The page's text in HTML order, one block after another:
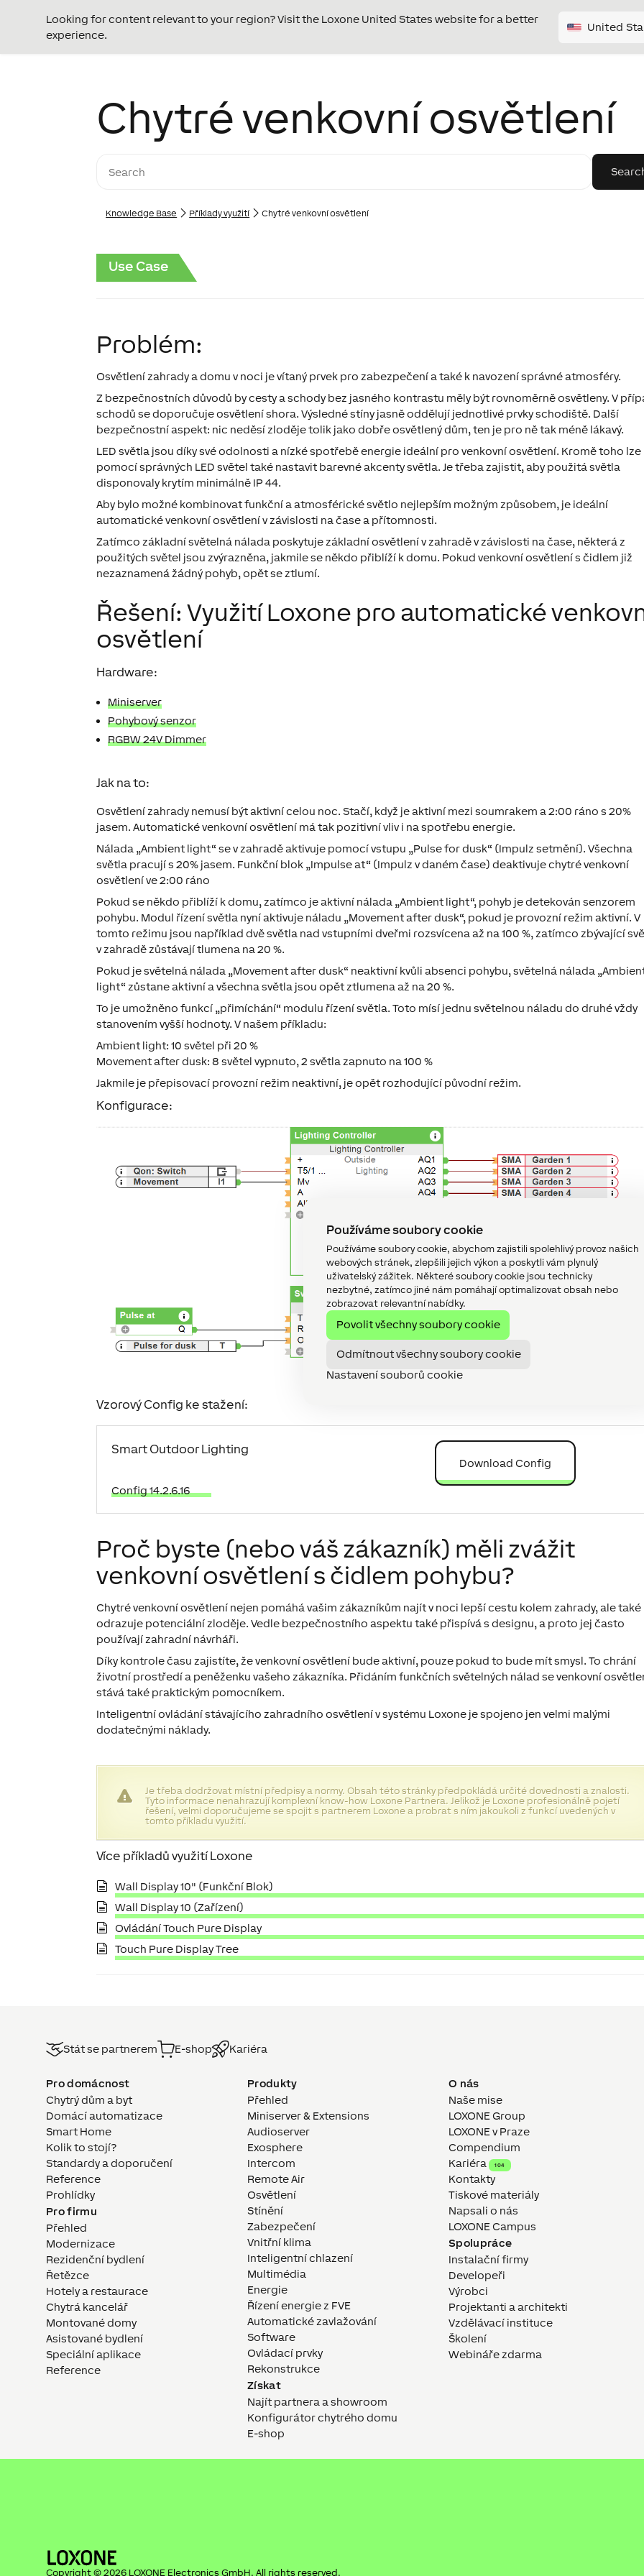
Používáme soubory cookie
Používáme soubory cookie, abychom zajistili spolehlivý provoz našich
webových stránek, zlepšili jejich výkon a poskytli vám plynulý
uživatelský zážitek. Některé soubory cookie jsou technicky
nezbytné, zatímco jiné nám pomáhají optimalizovat obsah nebo
zobrazovat relevantní nabídky.
Povolit všechny soubory cookie
Odmítnout všechny soubory cookie
Nastavení souborů cookie
Looking for content relevant to your region? Visit the Loxone United States website for a better
experience.
United
Chytré venkovní osvětlení
Knowledge Base Příklady využití Chytré venkovní osvětlení
Use Case
Problém:
Osvětlení zahrady a domu v noci je vítaný prvek pro zabezpečení a také k navození správné atmosféry.
Z bezpečnostních důvodů by cesty a schody bez jasného kontrastu měly být rovnoměrně osvětleny. V
schodů se doporučuje osvětlení shora. Výsledné stíny jasně oddělují jednotlivé prvky schodiště. Další
bezpečnostní aspekt: ​​nic neděsí zloděje tolik jako dobře osvětlený dům, ten je pro ně tak méně lákavý.
LED světla jsou díky své odolnosti a nízké spotřebě energie ideální pro venkovní osvětlení. Kromě toho lze
pomocí správných LED světel také nastavit barevné akcenty světla. Je třeba zajistit, aby použitá světla
disponovaly krytím minimálně IP 44.
Aby bylo možné kombinovat funkční a atmosférické světlo nejlepším možným způsobem, je ideální
automatické venkovní osvětlení v závislosti na čase a přítomnosti.
Zatímco základní světelná nálada poskytuje základní osvětlení v zahradě v závislosti na čase, některá z
použitých světel jsou zvýrazněna, jakmile se někdo přiblíží k domu. Pokud venkovní osvětlení s čidlem již
nezaznamená žádný pohyb, opět se ztlumí.
Řešení: Využití Loxone pro automatické
osvětlení
Hardware:
Miniserver
Pohybový senzor
RGBW 24V Dimmer
Jak na to:
Osvětlení zahrady nemusí být aktivní celou noc. Stačí, když je aktivní mezi soumrakem a 2:00 ráno s 20%
jasem. Automatické venkovní osvětlení má tak pozitivní vliv i na spotřebu energie.
Nálada „Ambient light“ se v zahradě aktivuje pomocí vstupu „Pulse for dusk“ (Impulz setmění). Všechna
světla pracují s 20% jasem. Funkční blok „Impulse at“ (Impulz v daném čase) deaktivuje chytré venkovní
osvětlení ve 2:00 ráno
Pokud se někdo přiblíží k domu, zatímco je aktivní nálada „Ambient light“, pohyb je detekován senzorem
pohybu. Modul řízení světla nyní aktivuje náladu „Movement after dusk“, pokud je provozní režim aktivní. V
tomto režimu jsou například dvě světla nad vstupními dveřmi rozsvícena až na 100 %, zatímco zbývající
v zahradě zůstávají tlumena na 20 %.
Pokud je světelná nálada „Movement after dusk“ neaktivní kvůli absenci pohybu, světelná nálada
light“ zůstane aktivní a všechna světla jsou opět ztlumena až na 20 %.
To je umožněno funkcí „přimíchání“ modulu řízení světla. Toto mísí jednu světelnou náladu do druhé vždy
stanovením vyšší hodnoty. V našem příkladu:
Ambient light: 10 světel při 20 %
Movement after dusk: 8 světel vypnuto, 2 světla zapnuto na 100 %
Jakmile je přepisovací provozní režim neaktivní, je opět rozhodující původní režim.
Konfigurace:
Vzorový Config ke stažení:
Smart Outdoor Lighting
Config 14.2.6.16
Download Config
Proč byste (nebo váš zákazník) měli zvážit
venkovní osvětlení s čidlem pohybu?
Chytré venkovní osvětlení nejen pomáhá vašim zákazníkům najít v noci lepší cestu kolem zahrady, ale také
odrazuje potenciální zloděje. Vedle bezpečnostního aspektu také přispívá s designu, a proto jej často
používají zahradní návrháři.
Díky kontrole času zajistíte, že venkovní osvětlení bude aktivní, pouze pokud to bude mít smysl. To chrání
životní prostředí a peněženku vašeho zákazníka. Přidáním funkčních světelných nálad se venkovní
stává také praktickým pomocníkem.
Inteligentní ovládání stávajícího zahradního osvětlení v systému Loxone je spojeno jen velmi malými
dodatečnými náklady.
Je třeba dodržovat místní předpisy a normy. Obsah této stránky předpokládá určité dovednosti a znalosti.
Tyto informace nenahrazují komplexní know-how Loxone Partnera. Jelikož je Loxone profesionálně pojetí
řešení, velmi doporučujeme se spojit s partnerem Loxone a probrat s ním jakoukoli z funkcí uvedených v
tomto příkladu využití.
Více příkladů využití Loxone
Wall Display 10" (Funkční Blok)
Wall Display 10 (Zařízení)
Ovládání Touch Pure Display
Touch Pure Display Tree
Stát se partnerem E-shop Kariéra
Pro domácnost
Chytrý dům a byt
Domácí automatizace
Smart Home
Kolik to stojí?
Standardy a doporučení
Reference
Prohlídky
Pro firmu
Přehled
Modernizace
Rezidenční bydlení
Řetězce
Hotely a restaurace
Chytrá kancelář
Montované domy
Asistované bydlení
Speciální aplikace
Reference
Produkty
Přehled
Miniserver & Extensions
Audioserver
Exosphere
Intercom
Remote Air
Osvětlení
Stínění
Zabezpečení
Vnitřní klima
Inteligentní chlazení
Multimédia
Energie
Řízení energie z FVE
Automatické zavlažování
Software
Ovládací prvky
Rekonstrukce
Získat
Najít partnera a showroom
Konfigurátor chytrého domu
E-shop
O nás
Naše mise
LOXONE Group
LOXONE v Praze
Compendium
Kariéra
104
Kontakty
Tiskové materiály
Napsali o nás
LOXONE Campus
Spolupráce
Instalační firmy
Developeři
Výrobci
Projektanti a architekti
Vzdělávací instituce
Školení
Webináře zdarma
Copyright © 2026 LOXONE Electronics GmbH. All rights reserved.